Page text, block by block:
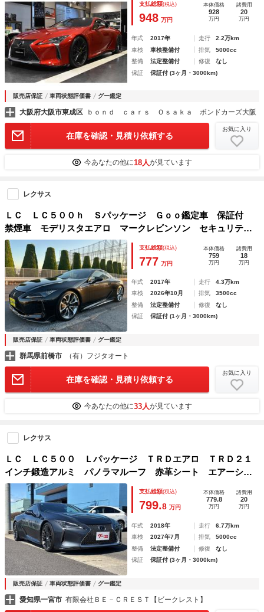
支払総額(税込)
948 万円
本体価格
928
万円
諸費用
20
万円
年式 2017年 走行
2.2万km
車検
車検整備付 排気
5000cc
整備
法定整備付 修復
なし
保証
保証付 (3ヶ月・3000km)
販売店保証 車両状態評価書 グー鑑定
大阪府大阪市東成区 ｂｏｎｄ ｃａｒｓ Ｏｓａｋａ ボンドカーズ大阪
在庫を確認・見積り依頼する
お気に入り
今あなたの他に18人が見ています
レクサス
ＬＣ ＬＣ５００ｈ Ｓパッケージ Ｇｏｏ鑑定車 保証付
禁煙車 モデリスタエアロ マークレビンソン セキュリテ
ィ ミラー型ドラレコ ＥＴＣ２．０ ＴＶキット ＤＶＤ
Ｂｌｕｅｔｏｏｔｈ 電動トランクスポイラー ＴＲＤリアス
ポイラー
支払総額(税込)
777 万円
本体価格
759
万円
諸費用
18
万円
年式 2017年 走行
4.3万km
車検
2026年10月 排気
3500cc
整備
法定整備付 修復
なし
保証
保証付 (1ヶ月・3000km)
販売店保証 車両状態評価書 グー鑑定
群馬県前橋市 （有）フジタオート
在庫を確認・見積り依頼する
お気に入り
今あなたの他に33人が見ています
レクサス
ＬＣ ＬＣ５００ Ｌパッケージ ＴＲＤエアロ ＴＲＤ２１
インチ鍛造アルミ パノラマルーフ 赤革シート エアーシー
ト レーダークルーズコントロール ディーラー点検記録簿
三眼ＬＥＤヘッド ブラインドスポットモニター バックカメ
ラ
支払総額(税込)
799.8 万円
本体価格
779.8
万円
諸費用
20
万円
年式 2018年 走行
6.7万km
車検
2027年7月 排気
5000cc
整備
法定整備付 修復
なし
保証
保証付 (3ヶ月・3000km)
販売店保証 車両状態評価書 グー鑑定
愛知県一宮市 有限会社ＢＥ－ＣＲＥＳＴ【ビークレスト】